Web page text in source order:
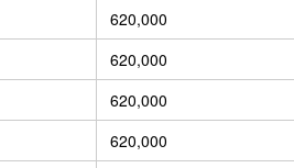
620,000
620,000
620,000
620,000